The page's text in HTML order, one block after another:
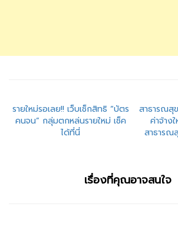
แนะแนว
เรื่อง
รายใหม่รอเลย!! เว็บเช็กสิทธิ “บัตร
คนจน” กลุ่มตกหล่นรายใหม่ เช็ค
ได้ที่นี่
สาธารณสุ
ค่าจ้าง
สาธารณ
เรื่องที่คุณอาจสนใจ